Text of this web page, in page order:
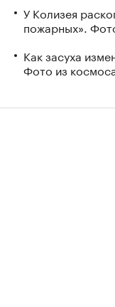
У Колизея
пожарных».
Как засуха
Фото из